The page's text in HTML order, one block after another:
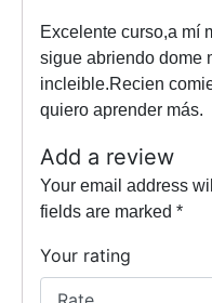
Excelente curso,a mí
sigue abriendo dome
incleible.Recien
quiero aprender más.
Add a review
Your email address
fields are marked *
Your rating